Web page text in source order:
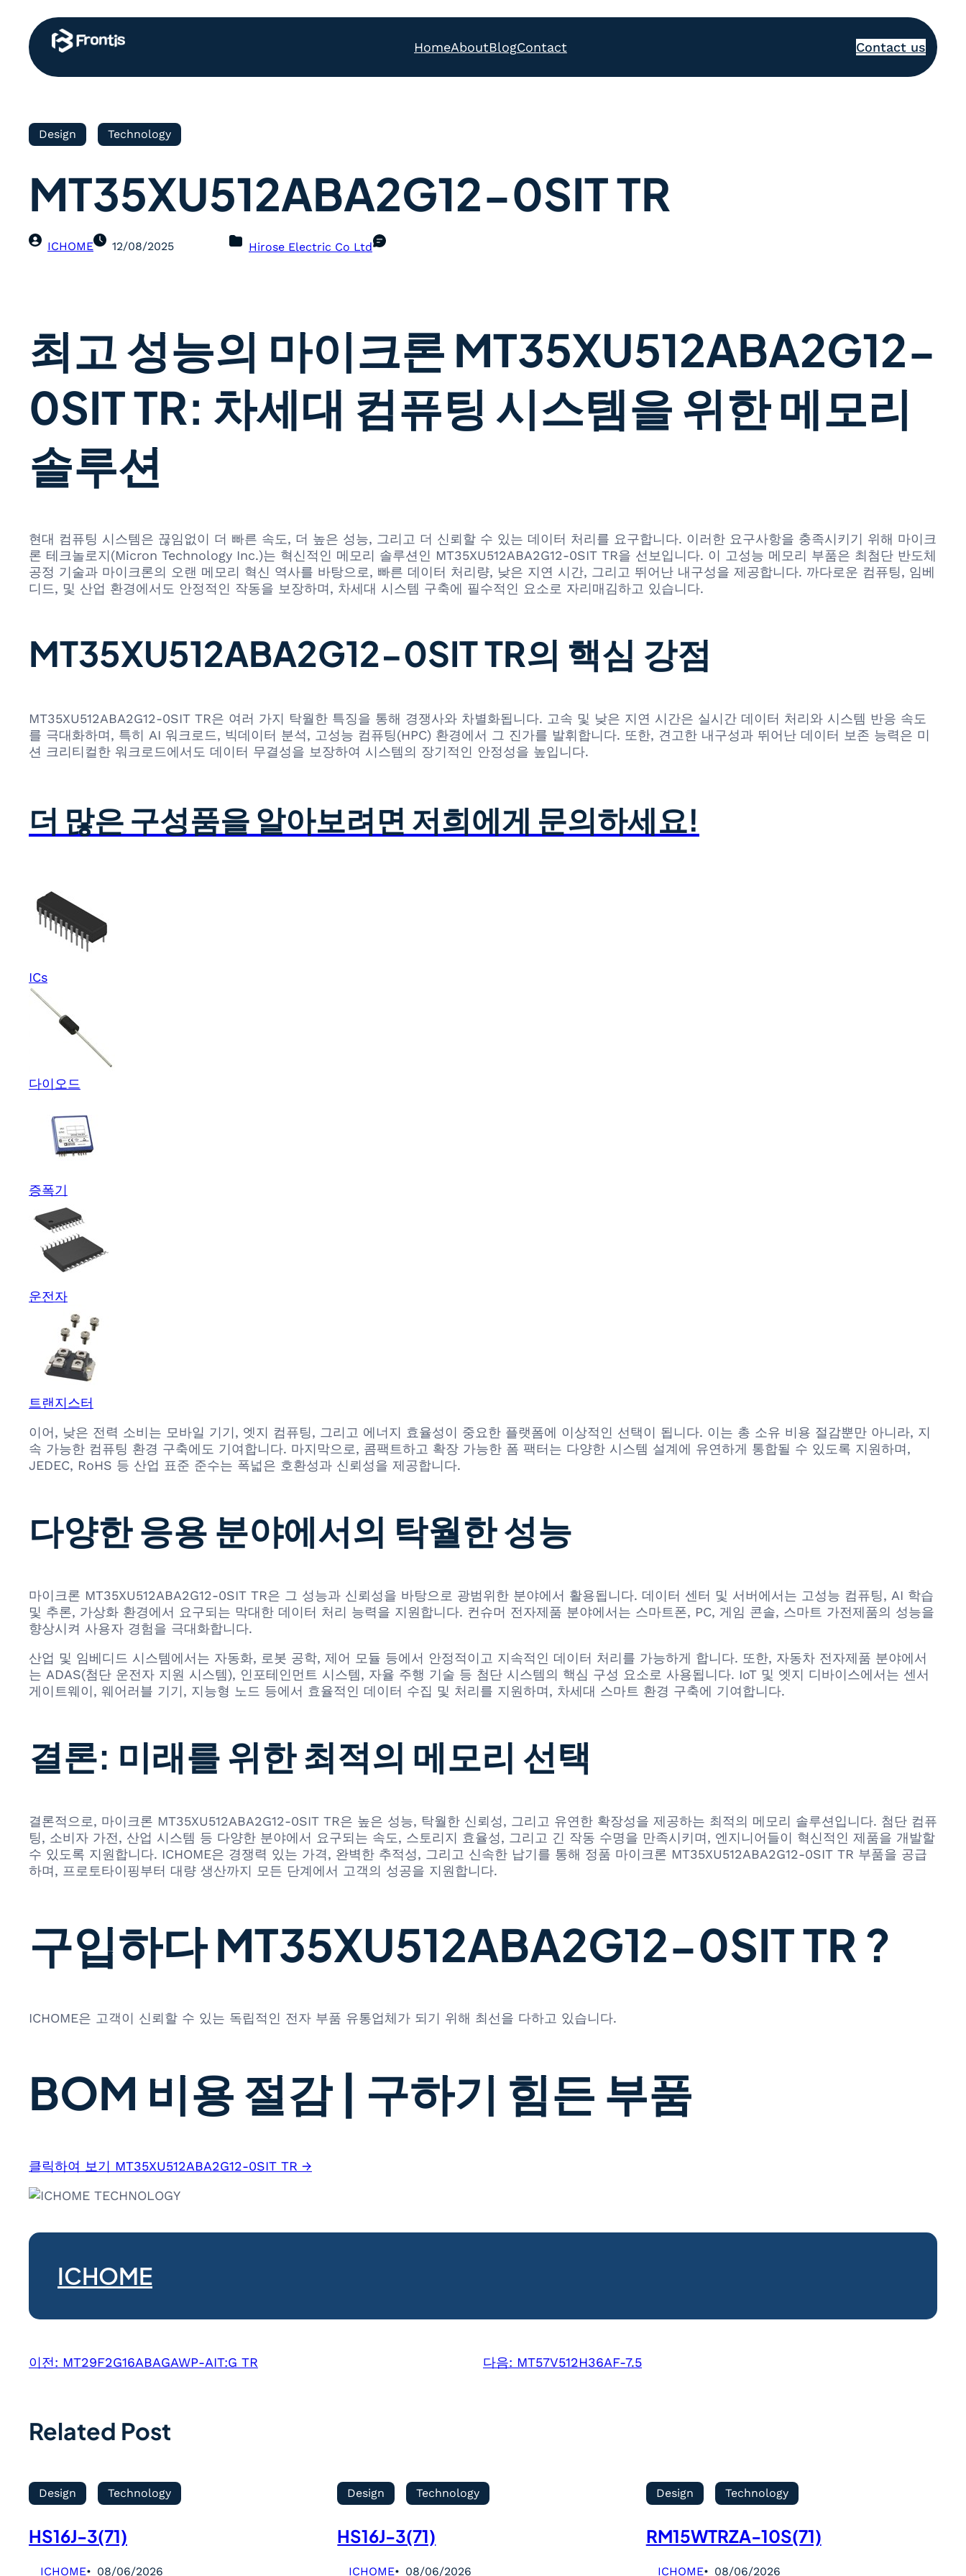
HomeAboutBlogContact Contact us
Design Technology
MT35XU512ABA2G12-0SIT TR
ICHOME 12/08/2025 Hirose Electric Co Ltd
최고 성능의 마이크론 MT35XU512ABA2G12-
0SIT TR: 차세대 컴퓨팅 시스템을 위한 메모리
솔루션
현대 컴퓨팅 시스템은 끊임없이 더 빠른 속도, 더 높은 성능, 그리고 더 신뢰할 수 있는 데이터 처리를 요구합니다. 이러한 요구사항을 충족시키기 위해 마이크
론 테크놀로지(Micron Technology Inc.)는 혁신적인 메모리 솔루션인 MT35XU512ABA2G12-0SIT TR을 선보입니다. 이 고성능 메모리 부품은 최첨단 반도체
공정 기술과 마이크론의 오랜 메모리 혁신 역사를 바탕으로, 빠른 데이터 처리량, 낮은 지연 시간, 그리고 뛰어난 내구성을 제공합니다. 까다로운 컴퓨팅, 임베
디드, 및 산업 환경에서도 안정적인 작동을 보장하며, 차세대 시스템 구축에 필수적인 요소로 자리매김하고 있습니다.
MT35XU512ABA2G12-0SIT TR의 핵심 강점
MT35XU512ABA2G12-0SIT TR은 여러 가지 탁월한 특징을 통해 경쟁사와 차별화됩니다. 고속 및 낮은 지연 시간은 실시간 데이터 처리와 시스템 반응 속도
를 극대화하며, 특히 AI 워크로드, 빅데이터 분석, 고성능 컴퓨팅(HPC) 환경에서 그 진가를 발휘합니다. 또한, 견고한 내구성과 뛰어난 데이터 보존 능력은 미
션 크리티컬한 워크로드에서도 데이터 무결성을 보장하여 시스템의 장기적인 안정성을 높입니다.
더 많은 구성품을 알아보려면 저희에게 문의하세요!
ICs
다이오드
증폭기
운전자
트랜지스터
이어, 낮은 전력 소비는 모바일 기기, 엣지 컴퓨팅, 그리고 에너지 효율성이 중요한 플랫폼에 이상적인 선택이 됩니다. 이는 총 소유 비용 절감뿐만 아니라, 지
속 가능한 컴퓨팅 환경 구축에도 기여합니다. 마지막으로, 콤팩트하고 확장 가능한 폼 팩터는 다양한 시스템 설계에 유연하게 통합될 수 있도록 지원하며,
JEDEC, RoHS 등 산업 표준 준수는 폭넓은 호환성과 신뢰성을 제공합니다.
다양한 응용 분야에서의 탁월한 성능
마이크론 MT35XU512ABA2G12-0SIT TR은 그 성능과 신뢰성을 바탕으로 광범위한 분야에서 활용됩니다. 데이터 센터 및 서버에서는 고성능 컴퓨팅, AI 학습
및 추론, 가상화 환경에서 요구되는 막대한 데이터 처리 능력을 지원합니다. 컨슈머 전자제품 분야에서는 스마트폰, PC, 게임 콘솔, 스마트 가전제품의 성능을
향상시켜 사용자 경험을 극대화합니다.
산업 및 임베디드 시스템에서는 자동화, 로봇 공학, 제어 모듈 등에서 안정적이고 지속적인 데이터 처리를 가능하게 합니다. 또한, 자동차 전자제품 분야에서
는 ADAS(첨단 운전자 지원 시스템), 인포테인먼트 시스템, 자율 주행 기술 등 첨단 시스템의 핵심 구성 요소로 사용됩니다. IoT 및 엣지 디바이스에서는 센서
게이트웨이, 웨어러블 기기, 지능형 노드 등에서 효율적인 데이터 수집 및 처리를 지원하며, 차세대 스마트 환경 구축에 기여합니다.
결론: 미래를 위한 최적의 메모리 선택
결론적으로, 마이크론 MT35XU512ABA2G12-0SIT TR은 높은 성능, 탁월한 신뢰성, 그리고 유연한 확장성을 제공하는 최적의 메모리 솔루션입니다. 첨단 컴퓨
팅, 소비자 가전, 산업 시스템 등 다양한 분야에서 요구되는 속도, 스토리지 효율성, 그리고 긴 작동 수명을 만족시키며, 엔지니어들이 혁신적인 제품을 개발할
수 있도록 지원합니다. ICHOME은 경쟁력 있는 가격, 완벽한 추적성, 그리고 신속한 납기를 통해 정품 마이크론 MT35XU512ABA2G12-0SIT TR 부품을 공급
하며, 프로토타이핑부터 대량 생산까지 모든 단계에서 고객의 성공을 지원합니다.
구입하다 MT35XU512ABA2G12-0SIT TR ?
ICHOME은 고객이 신뢰할 수 있는 독립적인 전자 부품 유통업체가 되기 위해 최선을 다하고 있습니다.
BOM 비용 절감 | 구하기 힘든 부품
클릭하여 보기 MT35XU512ABA2G12-0SIT TR →
ICHOME
이전: MT29F2G16ABAGAWP-AIT:G TR 다음: MT57V512H36AF-7.5
Related Post
Design Technology
HS16J-3(71)
ICHOME 08/06/2026
Design Technology
HS16J-3(71)
ICHOME 08/06/2026
Design Technology
RM15WTRZA-10S(71)
ICHOME 08/06/2026